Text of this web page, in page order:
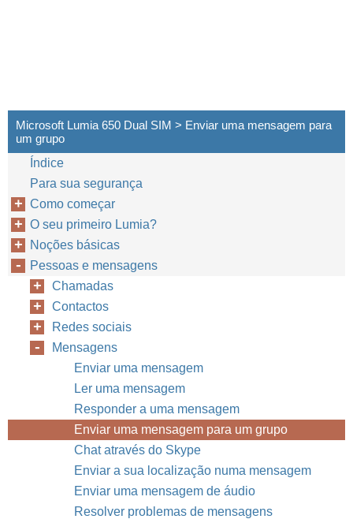
Microsoft Lumia 650 Dual SIM > Enviar uma mensagem para
um grupo
Índice
Para sua segurança
Como começar
O seu primeiro Lumia?
Noções básicas
Pessoas e mensagens
Chamadas
Contactos
Redes sociais
Mensagens
Enviar uma mensagem
Ler uma mensagem
Responder a uma mensagem
Enviar uma mensagem para um grupo
Chat através do Skype
Enviar a sua localização numa mensagem
Enviar uma mensagem de áudio
Resolver problemas de mensagens